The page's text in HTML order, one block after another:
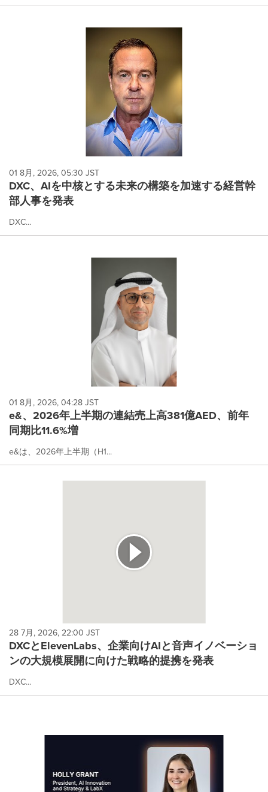
01 8月, 2026, 05:30 JST
DXC、AIを中核とする未来の構築を加速する経営幹
部人事を発表
DXC...
01 8月, 2026, 04:28 JST
e&、2026年上半期の連結売上高381億AED、前年
同期比11.6%増
e&は、2026年上半期（H1...
28 7月, 2026, 22:00 JST
DXCとElevenLabs、企業向けAIと音声イノベーショ
ンの大規模展開に向けた戦略的提携を発表
DXC...